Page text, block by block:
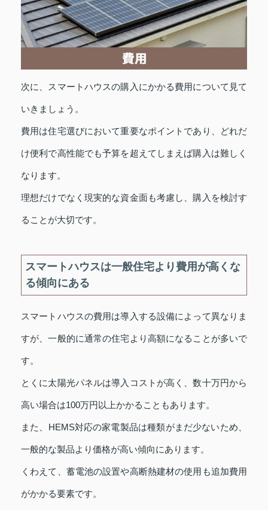
次に、スマートハウスの購入にかかる費用について見て
いきましょう。
費用は住宅選びにおいて重要なポイントであり、どれだ
け便利で高性能でも予算を超えてしまえば購入は難しく
なります。
理想だけでなく現実的な資金面も考慮し、購入を検討す
ることが大切です。
スマートハウスは一般住宅より費用が高くな
る傾向にある
スマートハウスの費用は導入する設備によって異なりま
すが、一般的に通常の住宅より高額になることが多いで
す。
とくに太陽光パネルは導入コストが高く、数十万円から
高い場合は100万円以上かかることもあります。
また、HEMS対応の家電製品は種類がまだ少ないため、
一般的な製品より価格が高い傾向にあります。
くわえて、蓄電池の設置や高断熱建材の使用も追加費用
がかかる要素です。